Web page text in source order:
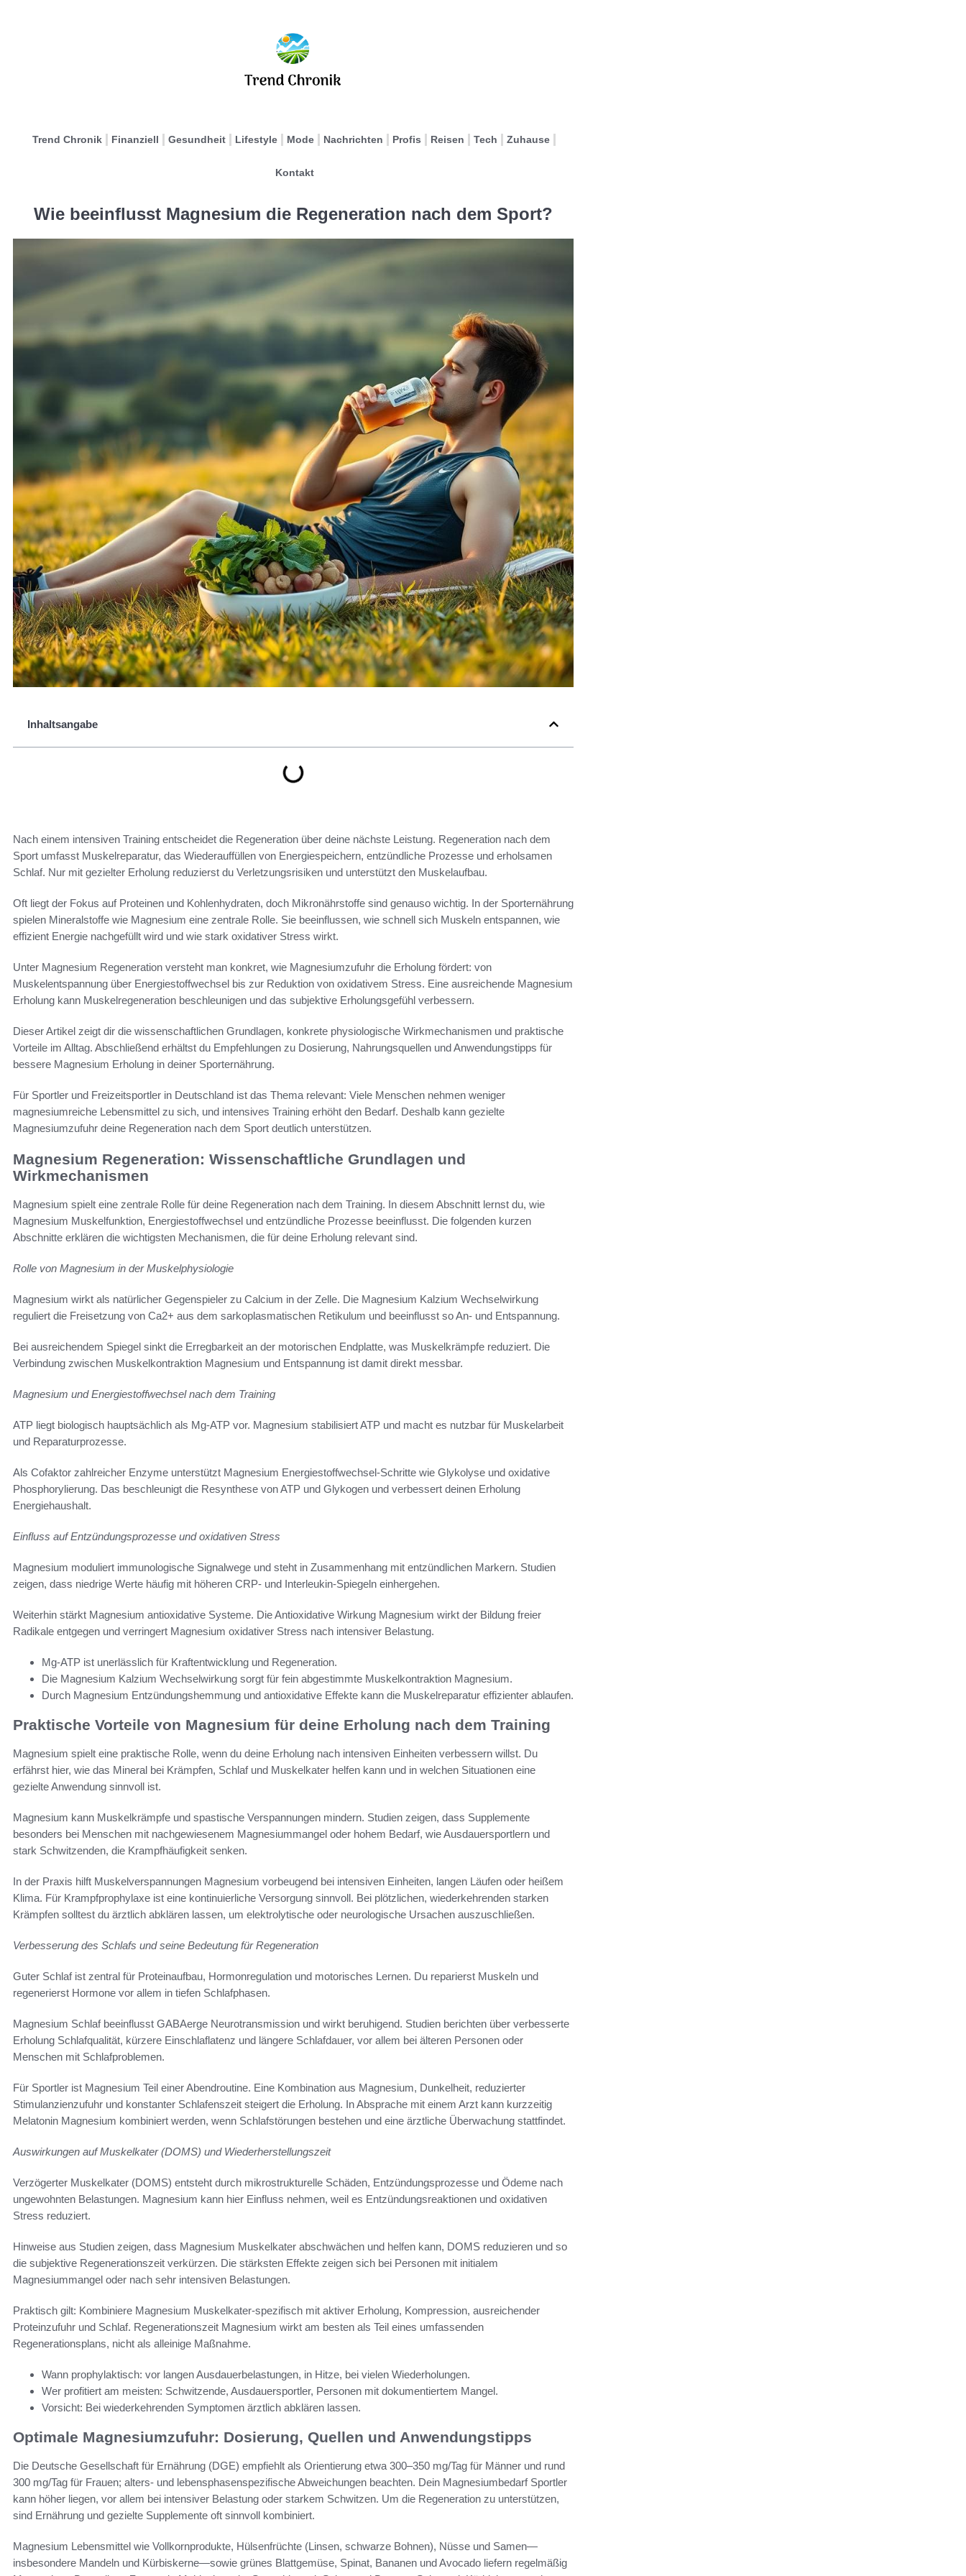
Trend Chronik Finanziell Gesundheit Lifestyle Mode Nachrichten Profis Reisen Tech Zuhause
Kontakt
Wie beeinflusst Magnesium die Regeneration nach dem Sport?
Inhaltsangabe
Nach einem intensiven Training entscheidet die Regeneration über deine nächste Leistung. Regeneration nach dem
Sport umfasst Muskelreparatur, das Wiederauffüllen von Energiespeichern, entzündliche Prozesse und erholsamen
Schlaf. Nur mit gezielter Erholung reduzierst du Verletzungsrisiken und unterstützt den Muskelaufbau.
Oft liegt der Fokus auf Proteinen und Kohlenhydraten, doch Mikronährstoffe sind genauso wichtig. In der Sporternährung
spielen Mineralstoffe wie Magnesium eine zentrale Rolle. Sie beeinflussen, wie schnell sich Muskeln entspannen, wie
effizient Energie nachgefüllt wird und wie stark oxidativer Stress wirkt.
Unter Magnesium Regeneration versteht man konkret, wie Magnesiumzufuhr die Erholung fördert: von
Muskelentspannung über Energiestoffwechsel bis zur Reduktion von oxidativem Stress. Eine ausreichende Magnesium
Erholung kann Muskelregeneration beschleunigen und das subjektive Erholungsgefühl verbessern.
Dieser Artikel zeigt dir die wissenschaftlichen Grundlagen, konkrete physiologische Wirkmechanismen und praktische
Vorteile im Alltag. Abschließend erhältst du Empfehlungen zu Dosierung, Nahrungsquellen und Anwendungstipps für
bessere Magnesium Erholung in deiner Sporternährung.
Für Sportler und Freizeitsportler in Deutschland ist das Thema relevant: Viele Menschen nehmen weniger
magnesiumreiche Lebensmittel zu sich, und intensives Training erhöht den Bedarf. Deshalb kann gezielte
Magnesiumzufuhr deine Regeneration nach dem Sport deutlich unterstützen.
Magnesium Regeneration: Wissenschaftliche Grundlagen und
Wirkmechanismen
Magnesium spielt eine zentrale Rolle für deine Regeneration nach dem Training. In diesem Abschnitt lernst du, wie
Magnesium Muskelfunktion, Energiestoffwechsel und entzündliche Prozesse beeinflusst. Die folgenden kurzen
Abschnitte erklären die wichtigsten Mechanismen, die für deine Erholung relevant sind.
Rolle von Magnesium in der Muskelphysiologie
Magnesium wirkt als natürlicher Gegenspieler zu Calcium in der Zelle. Die Magnesium Kalzium Wechselwirkung
reguliert die Freisetzung von Ca2+ aus dem sarkoplasmatischen Retikulum und beeinflusst so An- und Entspannung.
Bei ausreichendem Spiegel sinkt die Erregbarkeit an der motorischen Endplatte, was Muskelkrämpfe reduziert. Die
Verbindung zwischen Muskelkontraktion Magnesium und Entspannung ist damit direkt messbar.
Magnesium und Energiestoffwechsel nach dem Training
ATP liegt biologisch hauptsächlich als Mg-ATP vor. Magnesium stabilisiert ATP und macht es nutzbar für Muskelarbeit
und Reparaturprozesse.
Als Cofaktor zahlreicher Enzyme unterstützt Magnesium Energiestoffwechsel-Schritte wie Glykolyse und oxidative
Phosphorylierung. Das beschleunigt die Resynthese von ATP und Glykogen und verbessert deinen Erholung
Energiehaushalt.
Einfluss auf Entzündungsprozesse und oxidativen Stress
Magnesium moduliert immunologische Signalwege und steht in Zusammenhang mit entzündlichen Markern. Studien
zeigen, dass niedrige Werte häufig mit höheren CRP- und Interleukin-Spiegeln einhergehen.
Weiterhin stärkt Magnesium antioxidative Systeme. Die Antioxidative Wirkung Magnesium wirkt der Bildung freier
Radikale entgegen und verringert Magnesium oxidativer Stress nach intensiver Belastung.
Mg-ATP ist unerlässlich für Kraftentwicklung und Regeneration.
Die Magnesium Kalzium Wechselwirkung sorgt für fein abgestimmte Muskelkontraktion Magnesium.
Durch Magnesium Entzündungshemmung und antioxidative Effekte kann die Muskelreparatur effizienter ablaufen.
Praktische Vorteile von Magnesium für deine Erholung nach dem Training
Magnesium spielt eine praktische Rolle, wenn du deine Erholung nach intensiven Einheiten verbessern willst. Du
erfährst hier, wie das Mineral bei Krämpfen, Schlaf und Muskelkater helfen kann und in welchen Situationen eine
gezielte Anwendung sinnvoll ist.
Magnesium kann Muskelkrämpfe und spastische Verspannungen mindern. Studien zeigen, dass Supplemente
besonders bei Menschen mit nachgewiesenem Magnesiummangel oder hohem Bedarf, wie Ausdauersportlern und
stark Schwitzenden, die Krampfhäufigkeit senken.
In der Praxis hilft Muskelverspannungen Magnesium vorbeugend bei intensiven Einheiten, langen Läufen oder heißem
Klima. Für Krampfprophylaxe ist eine kontinuierliche Versorgung sinnvoll. Bei plötzlichen, wiederkehrenden starken
Krämpfen solltest du ärztlich abklären lassen, um elektrolytische oder neurologische Ursachen auszuschließen.
Verbesserung des Schlafs und seine Bedeutung für Regeneration
Guter Schlaf ist zentral für Proteinaufbau, Hormonregulation und motorisches Lernen. Du reparierst Muskeln und
regenerierst Hormone vor allem in tiefen Schlafphasen.
Magnesium Schlaf beeinflusst GABAerge Neurotransmission und wirkt beruhigend. Studien berichten über verbesserte
Erholung Schlafqualität, kürzere Einschlaflatenz und längere Schlafdauer, vor allem bei älteren Personen oder
Menschen mit Schlafproblemen.
Für Sportler ist Magnesium Teil einer Abendroutine. Eine Kombination aus Magnesium, Dunkelheit, reduzierter
Stimulanzienzufuhr und konstanter Schlafenszeit steigert die Erholung. In Absprache mit einem Arzt kann kurzzeitig
Melatonin Magnesium kombiniert werden, wenn Schlafstörungen bestehen und eine ärztliche Überwachung stattfindet.
Auswirkungen auf Muskelkater (DOMS) und Wiederherstellungszeit
Verzögerter Muskelkater (DOMS) entsteht durch mikrostrukturelle Schäden, Entzündungsprozesse und Ödeme nach
ungewohnten Belastungen. Magnesium kann hier Einfluss nehmen, weil es Entzündungsreaktionen und oxidativen
Stress reduziert.
Hinweise aus Studien zeigen, dass Magnesium Muskelkater abschwächen und helfen kann, DOMS reduzieren und so
die subjektive Regenerationszeit verkürzen. Die stärksten Effekte zeigen sich bei Personen mit initialem
Magnesiummangel oder nach sehr intensiven Belastungen.
Praktisch gilt: Kombiniere Magnesium Muskelkater-spezifisch mit aktiver Erholung, Kompression, ausreichender
Proteinzufuhr und Schlaf. Regenerationszeit Magnesium wirkt am besten als Teil eines umfassenden
Regenerationsplans, nicht als alleinige Maßnahme.
Wann prophylaktisch: vor langen Ausdauerbelastungen, in Hitze, bei vielen Wiederholungen.
Wer profitiert am meisten: Schwitzende, Ausdauersportler, Personen mit dokumentiertem Mangel.
Vorsicht: Bei wiederkehrenden Symptomen ärztlich abklären lassen.
Optimale Magnesiumzufuhr: Dosierung, Quellen und Anwendungstipps
Die Deutsche Gesellschaft für Ernährung (DGE) empfiehlt als Orientierung etwa 300–350 mg/Tag für Männer und rund
300 mg/Tag für Frauen; alters- und lebensphasenspezifische Abweichungen beachten. Dein Magnesiumbedarf Sportler
kann höher liegen, vor allem bei intensiver Belastung oder starkem Schwitzen. Um die Regeneration zu unterstützen,
sind Ernährung und gezielte Supplemente oft sinnvoll kombiniert.
Magnesium Lebensmittel wie Vollkornprodukte, Hülsenfrüchte (Linsen, schwarze Bohnen), Nüsse und Samen—
insbesondere Mandeln und Kürbiskerne—sowie grünes Blattgemüse, Spinat, Bananen und Avocado liefern regelmäßig